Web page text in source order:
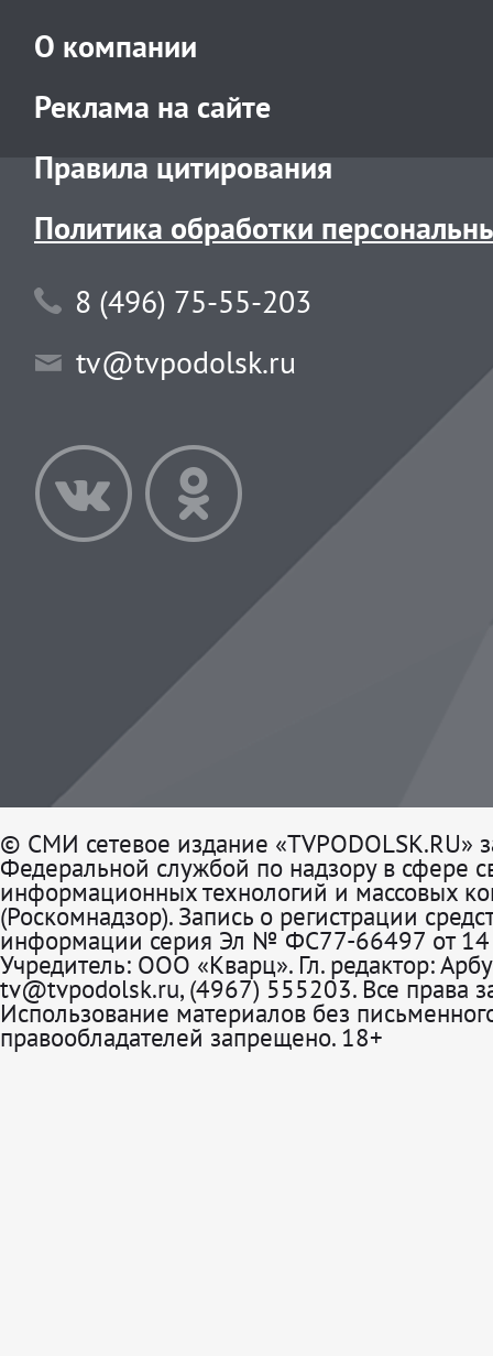
О компании
Реклама на сайте
Правила цитирования
Политика обработки
8 (496) 75-55-203
tv@tvpodolsk.ru
© СМИ сетевое издание «TVPODOLSK.RU»
Федеральной службой по надзору в сфере
информационных технологий и массовых
(Роскомнадзор). Запись о регистрации
информации серия Эл № ФС77-66497 от 14
Учредитель: ООО «Кварц». Гл. редактор:
tv@tvpodolsk.ru, (4967) 555203. Все права
Использование материалов без
правообладателей запрещено. 18+